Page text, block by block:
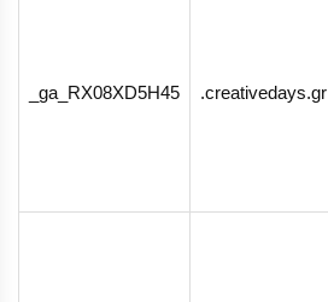
_ga_RX08XD5H45 .creativedays.gr